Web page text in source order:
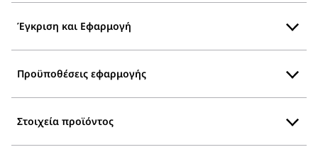
Έγκριση και Εφαρμογή
Προϋποθέσεις εφαρμογής
Στοιχεία προϊόντος